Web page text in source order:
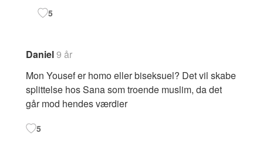
5
Daniel9 år
Mon Yousef er homo eller biseksuel? Det vil skabe
splittelse hos Sana som troende muslim, da det
går mod hendes værdier
5